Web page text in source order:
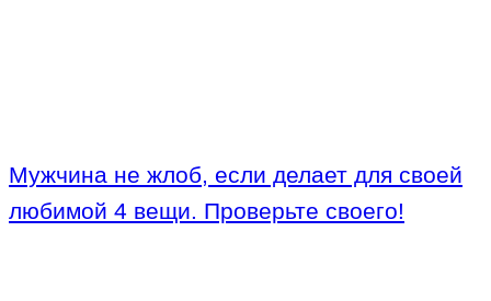
Мужчина не жлоб, если делает для своей
любимой 4 вещи. Проверьте своего!